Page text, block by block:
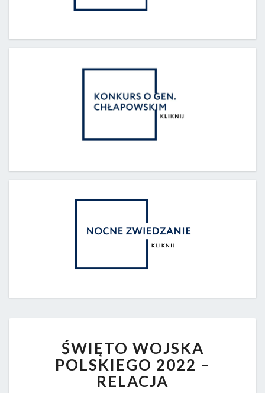
WOJSKA
POLSKIEGO
2022
–
ŚWIĘTO WOJSKA
POLSKIEGO 2022 –
RELACJA